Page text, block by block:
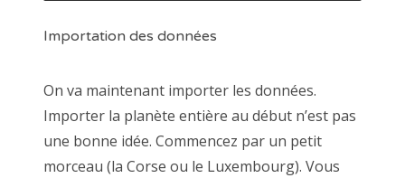
Importation des données
On va maintenant importer les données.
Importer la planète entière au début n’est pas
une bonne idée. Commencez par un petit
morceau (la Corse ou le Luxembourg). Vous